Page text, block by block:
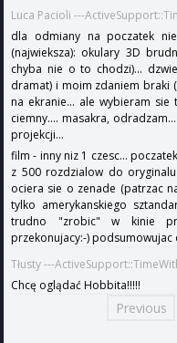
Luca Pacioli ---
dla odmiany na poczatek
(najwieksza): okulary 3D
chyba nie o to chodzi)...
dramat) i moim zdaniem braki
na ekranie... ale wybieram
ciemny.... masakra,
projekcji...
film - inny niz 1 czesc...
z 500 rozdzialow do
ociera sie o zenade (patrzac
tylko amerykanskiego
trudno "zrobic" w kinie
przekonujacy:-) podsumowujac
Tłusty ---
Chcę oglądać Hobbita!!!!!
Previous